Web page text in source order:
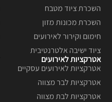
השכרת ציוד מטבח
השכרת מכונות מזון
חימום וקירור לאירועים
ציוד ישיבה אלטרנטיבית
אטרקציות לאירועים
אטרקציות לאירועים עסקיים
אטרקציות לבר מצווה
אטרקציות לבת מצווה